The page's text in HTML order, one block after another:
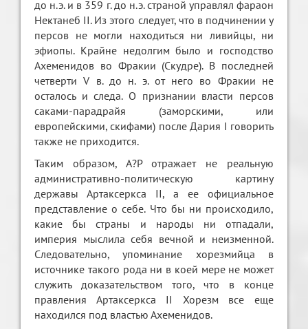
до н.э. и в 359 г. до н.э. страной управлял фараон
Нектанеб II. Из этого следует, что в подчинении у
персов не могли находиться ни ливийцы, ни
эфиопы. Крайне недолгим было и господство
Ахеменидов во Фракии (Скудре). В последней
четверти V в. до н. э. от него во Фракии не
осталось и следа. О признании власти персов
саками-парадрайя (заморскими, или
европейскими, скифами) после Дария I говорить
также не приходится.
Таким образом, А?Р отражает не реальную
административно-политическую картину
державы Артаксеркса II, а ее официальное
представление о себе. Что бы ни происходило,
какие бы страны и народы ни отпадали,
империя мыслила себя вечной и неизменной.
Следовательно, упоминание хорезмийца в
источнике такого рода ни в коей мере не может
служить доказательством того, что в конце
правления Артаксеркса II Хорезм все еще
находился под властью Ахеменидов.